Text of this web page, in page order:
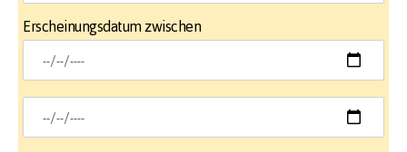
Erscheinungsdatum zwischen